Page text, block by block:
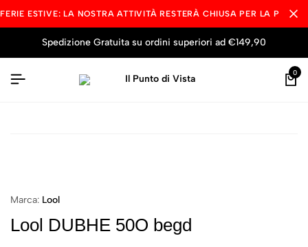
FERIE ESTIVE: LA NOSTRA ATTIVITÀ RESTERÀ CHIUSA PER LA
Spedizione Gratuita su ordini superiori ad €149,90
0
Marca: Lool
Lool DUBHE 50O begd